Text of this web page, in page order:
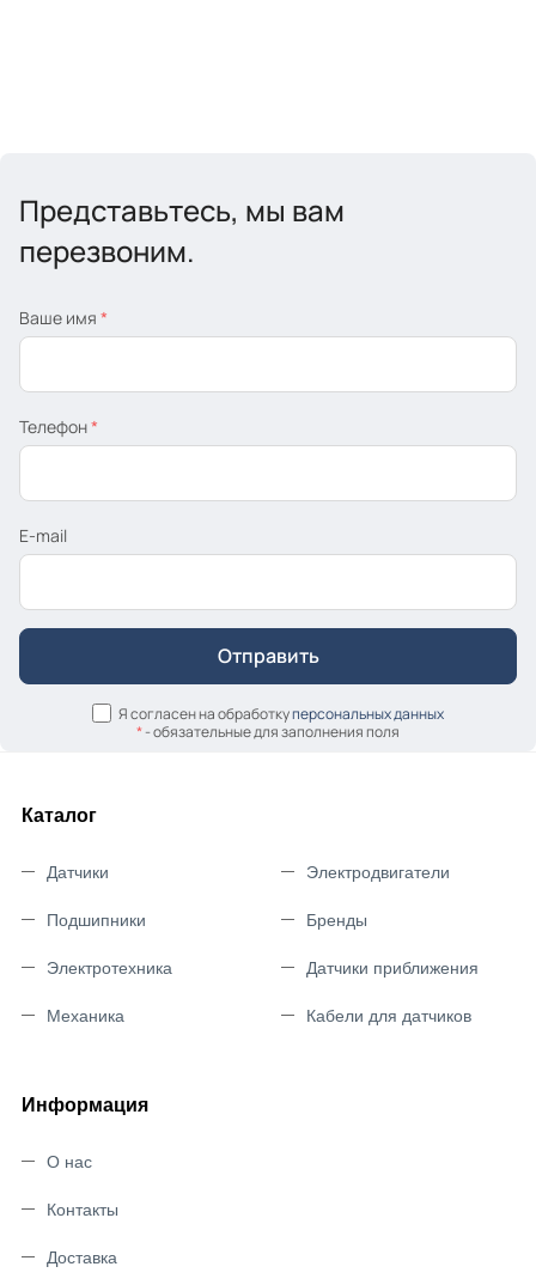
Представьтесь, мы вам
перезвоним.
Ваше имя *
Телефон*
E-mail
Я согласен на обработкуперсональных данных
*- обязательные для заполнения поля
Каталог
Датчики
Подшипники
Электротехника
Механика
Электродвигатели
Бренды
Датчики приближения
Кабели для датчиков
Информация
О нас
Контакты
Доставка